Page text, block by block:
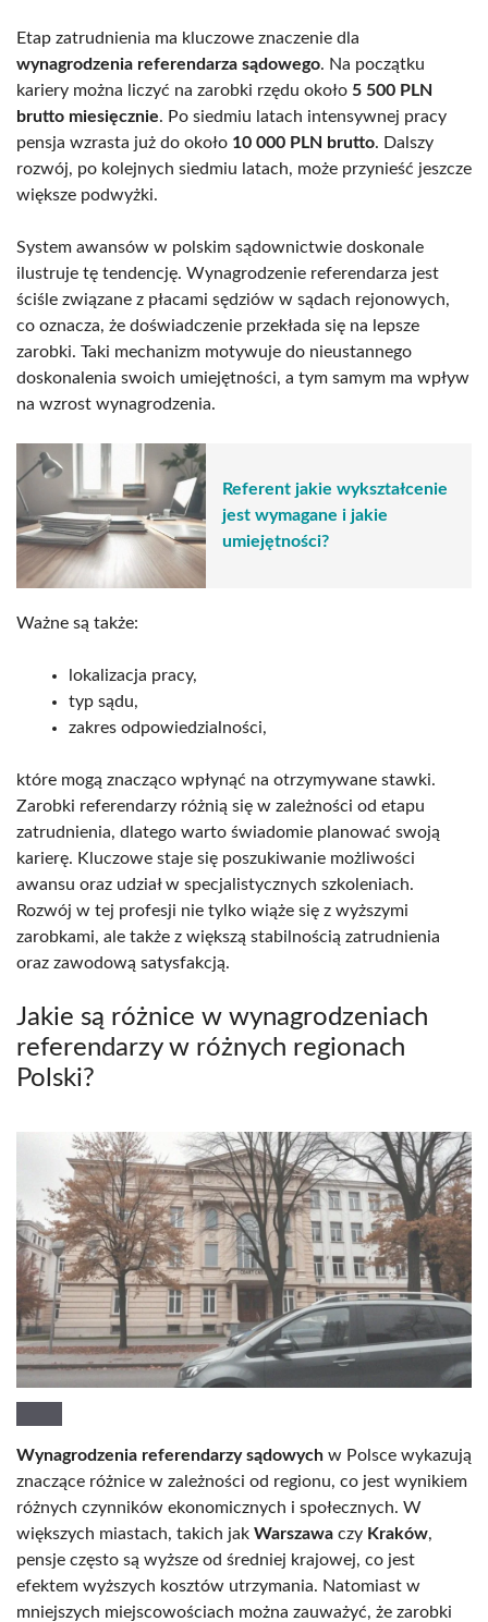
Etap zatrudnienia ma kluczowe znaczenie dla
wynagrodzenia referendarza sądowego. Na początku
kariery można liczyć na zarobki rzędu około 5 500 PLN
brutto miesięcznie. Po siedmiu latach intensywnej pracy
pensja wzrasta już do około 10 000 PLN brutto. Dalszy
rozwój, po kolejnych siedmiu latach, może przynieść jeszcze
większe podwyżki.
System awansów w polskim sądownictwie doskonale
ilustruje tę tendencję. Wynagrodzenie referendarza jest
ściśle związane z płacami sędziów w sądach rejonowych,
co oznacza, że doświadczenie przekłada się na lepsze
zarobki. Taki mechanizm motywuje do nieustannego
doskonalenia swoich umiejętności, a tym samym ma wpływ
na wzrost wynagrodzenia.
Referent jakie wykształcenie
jest wymagane i jakie
umiejętności?
Ważne są także:
lokalizacja pracy,
typ sądu,
zakres odpowiedzialności,
które mogą znacząco wpłynąć na otrzymywane stawki.
Zarobki referendarzy różnią się w zależności od etapu
zatrudnienia, dlatego warto świadomie planować swoją
karierę. Kluczowe staje się poszukiwanie możliwości
awansu oraz udział w specjalistycznych szkoleniach.
Rozwój w tej profesji nie tylko wiąże się z wyższymi
zarobkami, ale także z większą stabilnością zatrudnienia
oraz zawodową satysfakcją.
Jakie są różnice w wynagrodzeniach
referendarzy w różnych regionach
Polski?
Wynagrodzenia referendarzy sądowych w Polsce wykazują
znaczące różnice w zależności od regionu, co jest wynikiem
różnych czynników ekonomicznych i społecznych. W
większych miastach, takich jak Warszawa czy Kraków,
pensje często są wyższe od średniej krajowej, co jest
efektem wyższych kosztów utrzymania. Natomiast w
mniejszych miejscowościach można zauważyć, że zarobki